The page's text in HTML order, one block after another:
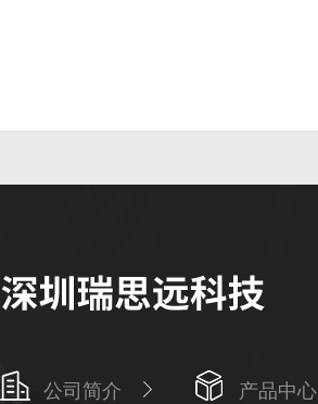
公司简介 产品中心